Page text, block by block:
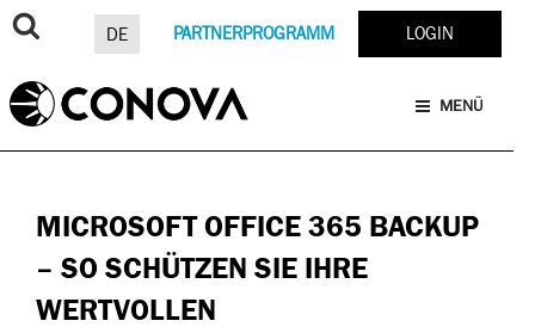
Zum
Inhalt
DE PARTNERPROGRAMM LOGIN
MENÜ
MICROSOFT OFFICE 365 BACKUP
22. MÄRZ 2021 VON GÜNTHER ROHRECKER
MICROSOFT OFFICE 365 BACKUP
– SO SCHÜTZEN SIE IHRE
WERTVOLLEN